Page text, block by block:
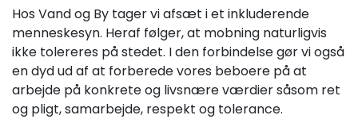
Hos Vand og By tager vi afsæt i et inkluderende
menneskesyn. Heraf følger, at mobning naturligvis
ikke tolereres på stedet. I den forbindelse gør vi også
en dyd ud af at forberede vores beboere på at
arbejde på konkrete og livsnære værdier såsom ret
og pligt, samarbejde, respekt og tolerance.